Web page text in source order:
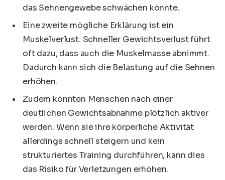
das Sehnengewebe schwächen könnte.
Eine zweite mögliche Erklärung ist ein
Muskelverlust. Schneller Gewichtsverlust führt
oft dazu, dass auch die Muskelmasse abnimmt.
Dadurch kann sich die Belastung auf die Sehnen
erhöhen.
Zudem könnten Menschen nach einer
deutlichen Gewichtsabnahme plötzlich aktiver
werden. Wenn sie ihre körperliche Aktivität
allerdings schnell steigern und kein
strukturiertes Training durchführen, kann dies
das Risiko für Verletzungen erhöhen.